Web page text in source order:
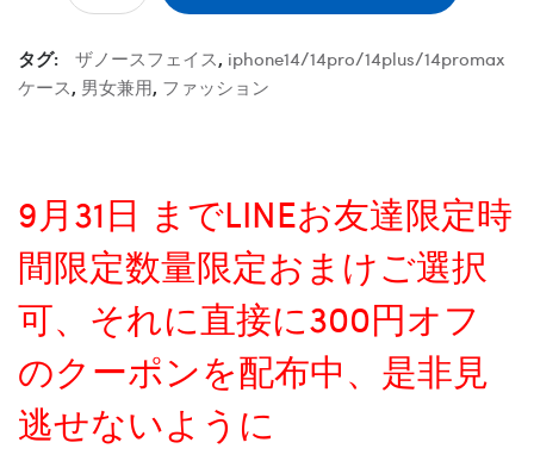
タグ: ザノースフェイス, iphone14/14pro/14plus/14promax
ケース, 男女兼用, ファッション
9月31日 までLINEお友達限定時
間限定数量限定おまけご選択
可、それに直接に300円オフ
のクーポンを配布中、是非見
逃せないように